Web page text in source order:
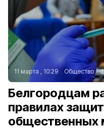
11 марта , 10:29 Общество
Белгородцам
правилах
общественных